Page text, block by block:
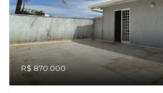
R$ 870.000